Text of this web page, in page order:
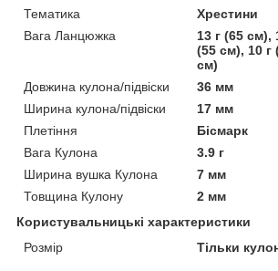
Тематика
Хрестини
Вага Ланцюжка
13 г (65 см),
(55 см), 10 г
см)
Довжина кулона/підвіски
36 мм
Ширина кулона/підвіски
17 мм
Плетіння
Бісмарк
Вага Кулона
3.9 г
Ширина вушка Кулона
7 мм
Товщина Кулону
2 мм
Користувальницькі характеристики
Розмір
Тільки